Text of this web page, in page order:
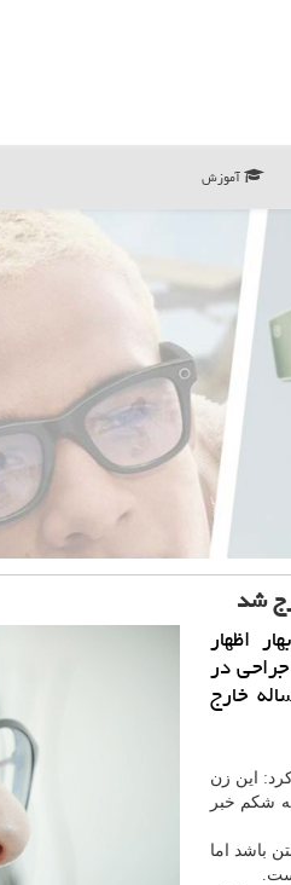
آموزش
اظهار
2 ساعت عمل جراحی در
آیت الله بهاری از شكم یك زن 44 ساله خارج
این زن
شكم خبر
باشد اما